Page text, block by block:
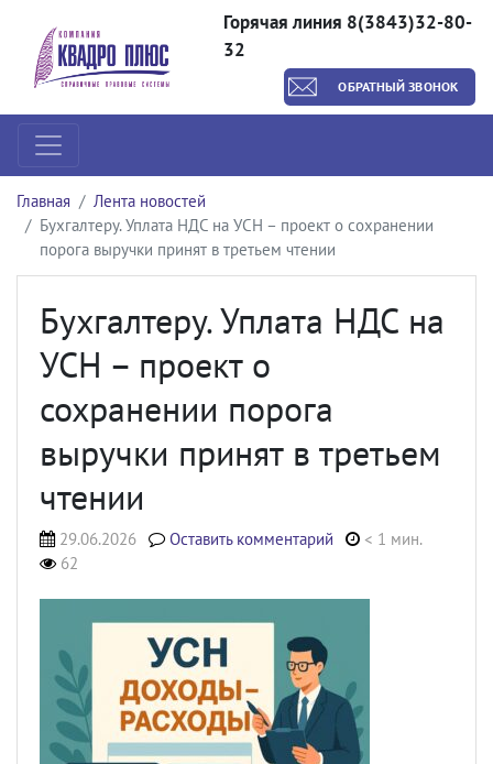
Горячая линия 8(3843)32-80-
32
ОБРАТНЫЙ ЗВОНОК
Главная
Лента новостей
Бухгалтеру. Уплата НДС на УСН – проект о сохранении
порога выручки принят в третьем чтении
Бухгалтеру. Уплата НДС на
УСН – проект о
сохранении порога
выручки принят в третьем
чтении
29.06.2026 Оставить комментарий
< 1 мин.
62